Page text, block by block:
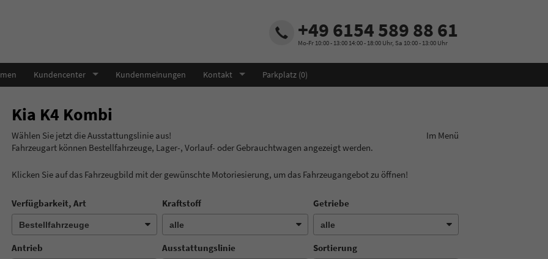
+49 6154 589 88 61
Mo-Fr 10:00 - 13:00 14:00 - 18:00 Uhr, Sa 10:00 - 13:00 Uhr
Kundencenter Kundenmeinungen Kontakt Parkplatz (0)
Kia K4 Kombi
Wählen Sie jetzt die Ausstattungslinie aus! Im Menü
Fahrzeugart können Bestellfahrzeuge, Lager-, Vorlauf- oder Gebrauchtwagen angezeigt werden.
Klicken Sie auf das Fahrzeugbild mit der gewünschte Motoriesierung, um das Fahrzeugangebot zu öffnen!
Verfügbarkeit, Art Kraftstoff Getriebe
Antrieb Ausstattungslinie Sortierung